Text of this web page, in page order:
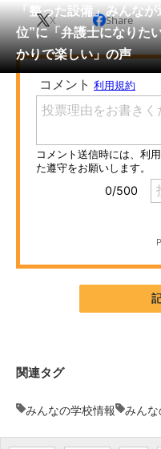
会員記事
メディア
注目記事を集めた総合ペー
ITの今と未来を見通す
スマホと通信の最新トレン
進化するPCとデバイスの
AI活用のいまが分かる
「整った設備」みんな
位”に「弁護士になりた
かりで楽しい」の声
X Share
関連タグ
みんなの学校情報 みん